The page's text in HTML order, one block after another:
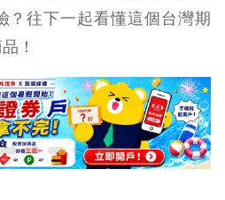
？往下一起看懂這個台灣期
！